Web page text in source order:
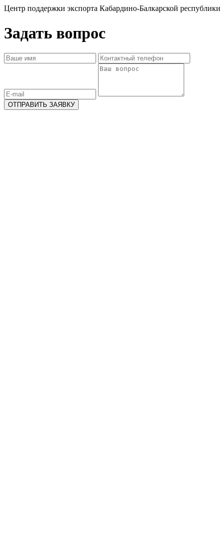
Центр поддержки экспорта Кабардино-Балкарской республики
Задать вопрос
ОТПРАВИТЬ ЗАЯВКУ